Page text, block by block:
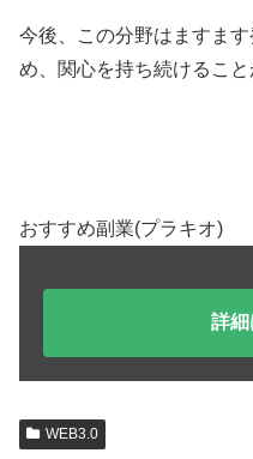
今後、この分野はますま
め、関心を持ち続けること
おすすめ副業(プラキオ)
詳細
WEB3.0